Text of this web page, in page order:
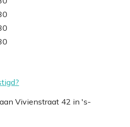
Vivienstraat 42 in 's-